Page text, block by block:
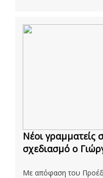
Νέοι γραμματείς
σχεδιασμό ο
Με απόφαση του